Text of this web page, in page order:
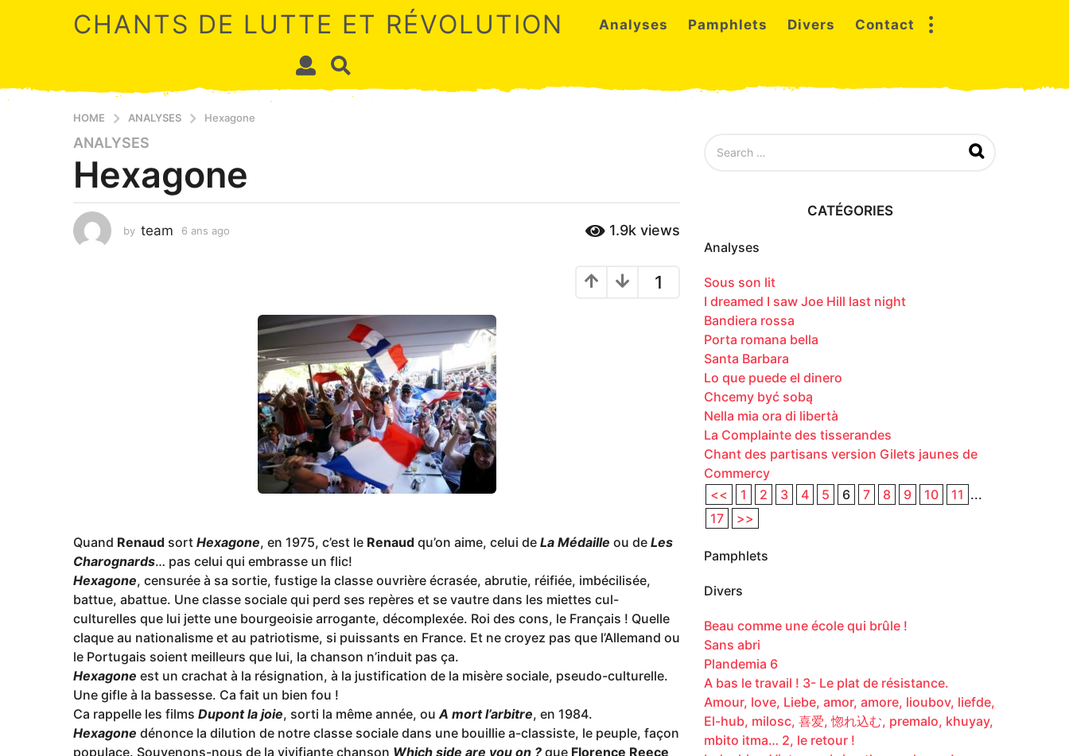
CHANTS DE LUTTE ET RÉVOLUTION Analyses Pamphlets Divers Contact
HOME ANALYSES Hexagone
6
a
n
a
g
ANALYSES
Hexagone
by team 6 ans ago 1.9k views
1
Quand Renaud sort Hexagone, en 1975, c’est le Renaud qu’on aime, celui de La Médaille ou de Les
Charognards… pas celui qui embrasse un flic!
Hexagone, censurée à sa sortie, fustige la classe ouvrière écrasée, abrutie, réifiée, imbécilisée,
battue, abattue. Une classe sociale qui perd ses repères et se vautre dans les miettes cul-
culturelles que lui jette une bourgeoisie arrogante, décomplexée. Roi des cons, le Français ! Quelle
claque au nationalisme et au patriotisme, si puissants en France. Et ne croyez pas que l’Allemand ou
le Portugais soient meilleurs que lui, la chanson n’induit pas ça.
Hexagone est un crachat à la résignation, à la justification de la misère sociale, pseudo-culturelle.
Une gifle à la bassesse. Ca fait un bien fou !
Ca rappelle les films Dupont la joie, sorti la même année, ouA mort l’arbitre, en 1984.
Hexagone dénonce la dilution de notre classe sociale dans une bouillie a-classiste, le peuple, façon
populace. Souvenons-nous de la vivifiante chanson Which side are you on ? que Florence Reece
o
:
CATÉGORIES
Analyses
Sous son lit
I dreamed I saw Joe Hill last night
Bandiera rossa
Porta romana bella
Santa Barbara
Lo que puede el dinero
Chcemy być sobą
Nella mia ora di libertà
La Complainte des tisserandes
Chant des partisans version Gilets jaunes de
Commercy
<<
1 2 3 4 5 6 7 8 9 10 11 ...
17
>>
Pamphlets
Divers
Beau comme une école qui brûle !
Sans abri
Plandemia 6
A bas le travail ! 3- Le plat de résistance.
Amour, love, Liebe, amor, amore, lioubov, liefde,
El-hub, milosc, 喜爱, 惚れ込む, premalo, khuyay,
mbito itma… 2, le retour !